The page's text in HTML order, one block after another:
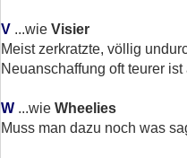
V ...wie Visier
Meist zerkratzte, völlig
Neuanschaffung oft teurer
W ...wie Wheelies
Muss man dazu noch was